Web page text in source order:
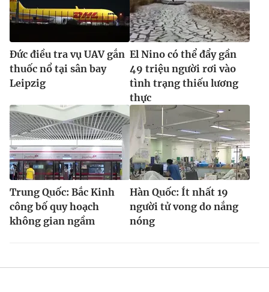
Đức điều tra vụ UAV gắn
thuốc nổ tại sân bay
Leipzig
El Nino có thể đẩy gần
49 triệu người rơi vào
tình trạng thiếu lương
thực
Trung Quốc: Bắc Kinh
công bố quy hoạch
không gian ngầm
Hàn Quốc: Ít nhất 19
người tử vong do nắng
nóng